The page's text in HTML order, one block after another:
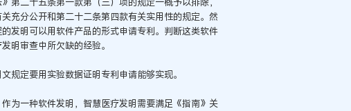
充分公开和第二十二条第四款有关实用性的规定。然
发明可以用软件产品的形式申请专利。判断这类软件
明审查中所欠缺的经验。
规定要用实验数据证明专利申请能够实现。
为一种软件发明，智慧医疗发明需要满足《指南》关